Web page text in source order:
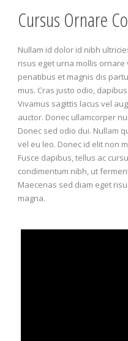
Cursus Ornare
Nullam id dolor id nibh
risus eget urna mollis ornare
penatibus et magnis dis
mus. Cras justo odio,
Vivamus sagittis lacus vel
auctor. Donec ullamcorper
Donec sed odio dui. Nullam
vel eu leo. Donec id elit non
Fusce dapibus, tellus ac
condimentum nibh, ut
Maecenas sed diam eget
magna.